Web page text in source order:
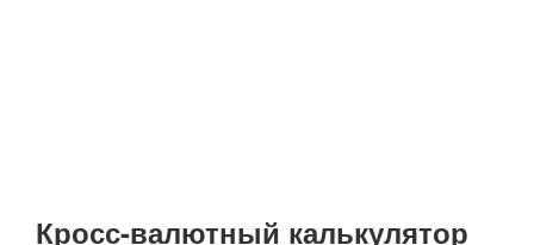
Кросс-валютный калькулятор